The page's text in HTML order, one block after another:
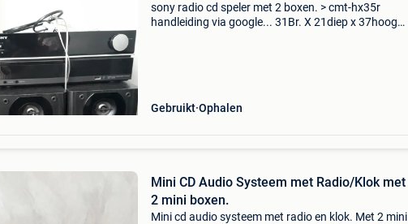
​sony radio cd speler met 2 boxen. > cmt-hx35r
handleiding via google... 31Br. X 21diep x 37hoog
Gebruikt Ophalen
Mini CD Audio Systeem met Radio/Klok met
2 mini boxen.
Mini cd audio systeem met radio en klok. Met 2 mini